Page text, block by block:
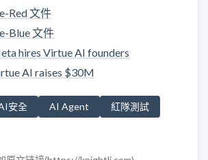
Red 文件
Blue 文件
hires Virtue AI founders
AI raises $30M
安全 AI Agent
紅隊測試